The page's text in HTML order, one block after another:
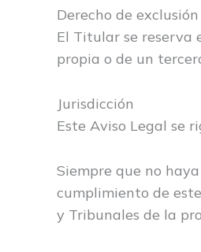
Derecho de exclusión
El Titular se reserva
propia o de un
Jurisdicción
Este Aviso Legal se
Siempre que no
cumplimiento de
y Tribunales de la